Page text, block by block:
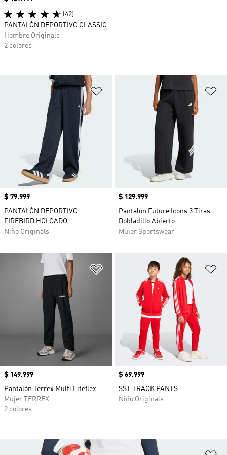
Añadir a la lista de deseos
Precio
$ 79.999
PANTALÓN DEPORTIVO
FIREBIRD HOLGADO
Niño Originals
Precio
$ 129.999
Pantalón Future Icons 3 Tiras
Dobladillo Abierto
Mujer Sportswear
Añadir a la lista de deseos
Precio
$ 149.999
Pantalón Terrex Multi Liteflex
Mujer TERREX
2 colores
Precio
$ 69.999
SST TRACK PANTS
Niño Originals
(42)
PANTALÓN DEPORTIVO CLASSIC
Hombre Originals
2 colores